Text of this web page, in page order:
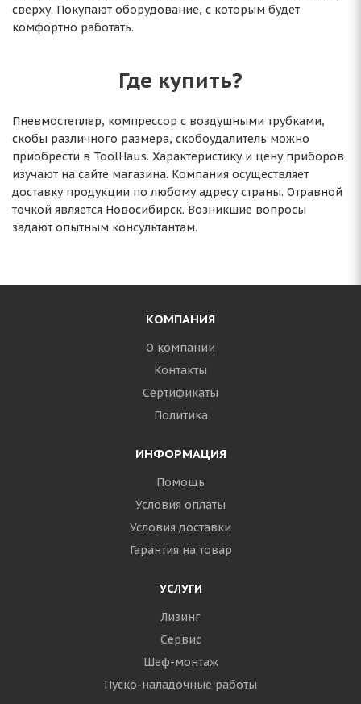
сверху. Покупают оборудование, с которым будет
комфортно работать.
Где купить?
Пневмостеплер, компрессор с воздушными трубками,
скобы различного размера, скобоудалитель можно
приобрести в ToolHaus. Характеристику и цену приборов
изучают на сайте магазина. Компания осуществляет
доставку продукции по любому адресу страны. Отравной
точкой является Новосибирск. Возникшие вопросы
задают опытным консультантам.
КОМПАНИЯ
О компании
Контакты
Сертификаты
Политика
ИНФОРМАЦИЯ
Помощь
Условия оплаты
Условия доставки
Гарантия на товар
УСЛУГИ
Лизинг
Сервис
Шеф-монтаж
Пуско-наладочные работы